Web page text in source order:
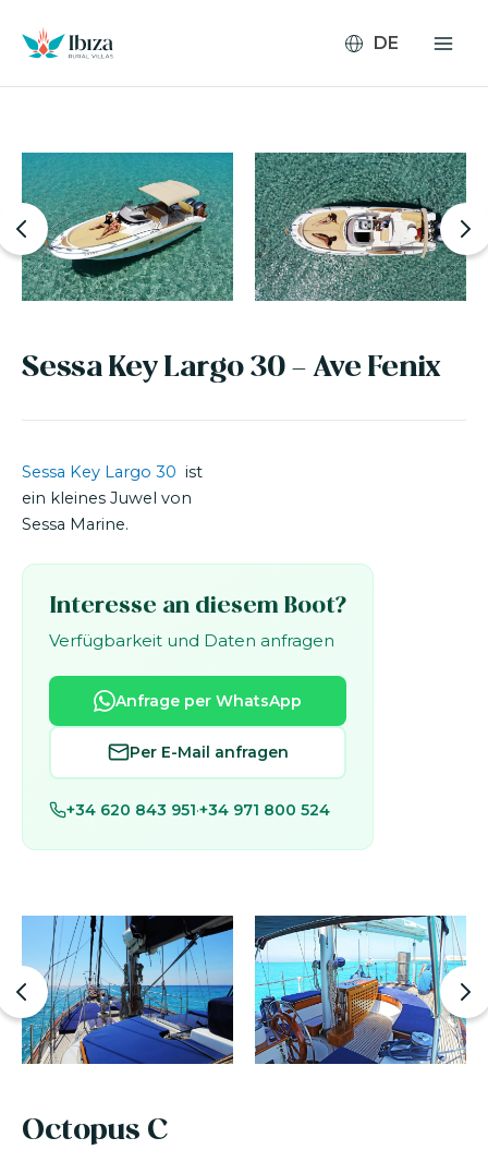
Inhalt
springen
Sessa Key Largo 30 - Ave Fenix
Sessa Key Largo 30 ist
ein kleines Juwel von
Sessa Marine.
Interesse an diesem Boot?
Verfügbarkeit und Daten anfragen
Anfrage per WhatsApp
Per E-Mail anfragen
+34 620 843 951·+34 971 800 524
Octopus C